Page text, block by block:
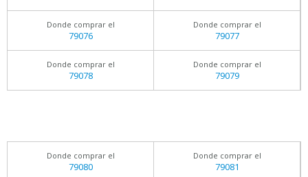
Donde comprar el
79076
Donde comprar el
79077
Donde comprar el
79078
Donde comprar el
79079
Donde comprar el
79080
Donde comprar el
79081